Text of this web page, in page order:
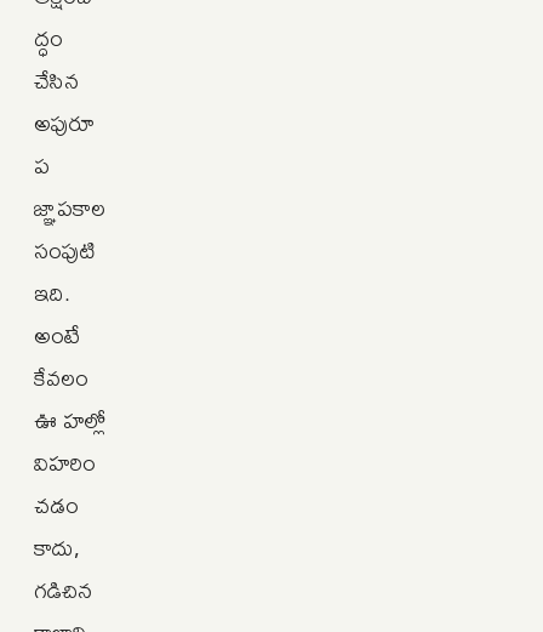
ద్ధం
చేసిన
అపురూ
ప
జ్ఞాపకాల
సంపుటి
ఇది.
అంటే
కేవలం
ఊ హల్లో
విహరిం
చడం
కాదు,
గడిచిన